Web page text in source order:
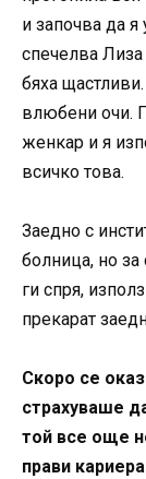
и започва да
спечелва Лиза
бяха
влюбени очи.
женкар и я
всичко това.
Заедно с
болница, но
ги спря,
прекарат
Скоро се
страхуваше
той все още
прави